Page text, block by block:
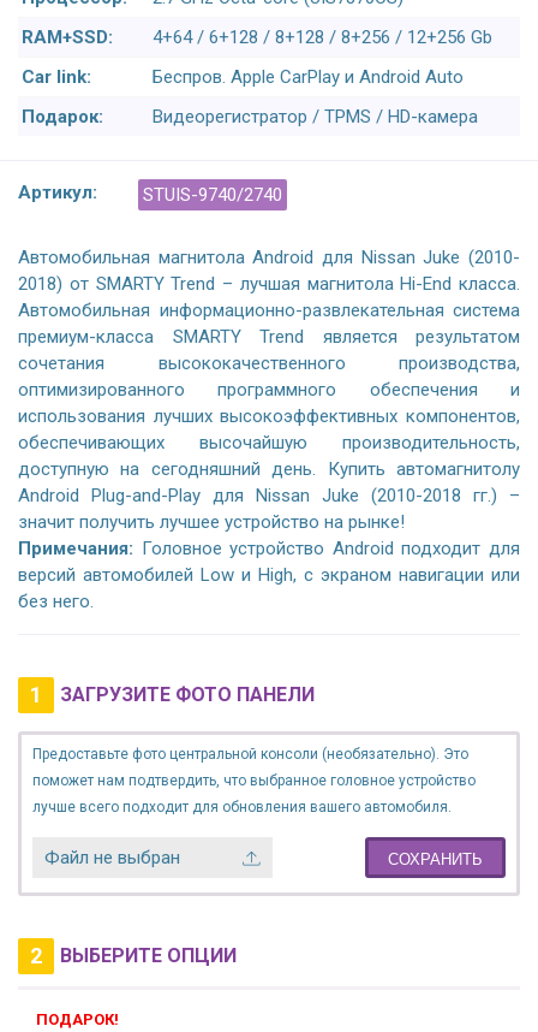
RAM+SSD:
4+64 / 6+128 / 8+128 / 8+256 / 12+256 Gb
Car link:
Беспров. Apple CarPlay и Android Auto
Подарок:
Видеорегистратор / TPMS / HD-камера
Артикул: STUIS-9740/2740
Автомобильная магнитола Android для Nissan Juke (2010-
2018) от SMARTY Trend – лучшая магнитола Hi-End класса.
Автомобильная информационно-развлекательная система
премиум-класса SMARTY Trend является результатом
сочетания высококачественного производства,
оптимизированного программного обеспечения и
использования лучших высокоэффективных компонентов,
обеспечивающих высочайшую производительность,
доступную на сегодняшний день. Купить автомагнитолу
Android Plug-and-Play для Nissan Juke (2010-2018 гг.) –
значит получить лучшее устройство на рынке!
Примечания: Головное устройство Android подходит для
версий автомобилей Low и High, с экраном навигации или
без него.
1 ЗАГРУЗИТЕ ФОТО ПАНЕЛИ
Предоставьте фото центральной консоли (необязательно). Это
поможет нам подтвердить, что выбранное головное устройство
лучше всего подходит для обновления вашего автомобиля.
Файл не выбран СОХРАНИТЬ
2 ВЫБЕРИТЕ ОПЦИИ
ПОДАРОК!